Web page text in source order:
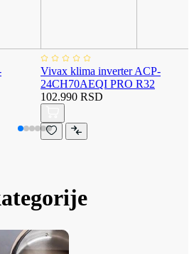
Vivax klima inverter ACP-
24CH70AEQI PRO R32
102.990 RSD